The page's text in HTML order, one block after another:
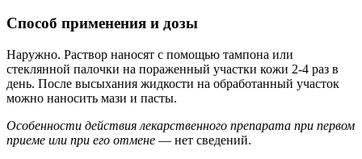
Способ применения и дозы
Наружно. Раствор наносят с помощью тампона или
стеклянной палочки на пораженный участки кожи 2-4 раз в
день. После высыхания жидкости на обработанный участок
можно наносить мази и пасты.
Особенности действия лекарственного препарата при первом
приеме или при его отмене — нет сведений.